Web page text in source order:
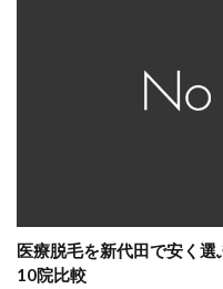
医療脱毛を新代田で安く
10院比較